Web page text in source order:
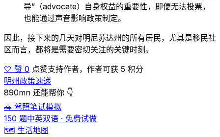
导”（advocate）自身权益的重要性，即便无法投票，
也能通过声音影响政策制定。
因此，接下来的几天对明尼苏达州的所有居民，尤其是移民社
区而言，都将是需要密切关注的关键时刻。
🤍 赞 0 点赞支持作者，作者可获 5 积分
明州政策速递
890mn 还能帮你 👇
🚗 驾照笔试模拟
150 题中英双语 · 免费试做
🗺️ 生活地图